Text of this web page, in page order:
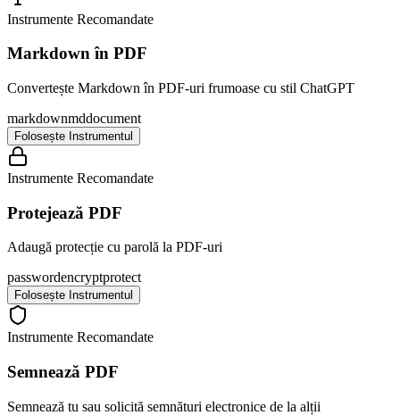
Instrumente Recomandate
Markdown în PDF
Convertește Markdown în PDF-uri frumoase cu stil ChatGPT
markdownmddocument
Folosește Instrumentul
Instrumente Recomandate
Protejează PDF
Adaugă protecție cu parolă la PDF-uri
passwordencryptprotect
Folosește Instrumentul
Instrumente Recomandate
Semnează PDF
Semnează tu sau solicită semnături electronice de la alții